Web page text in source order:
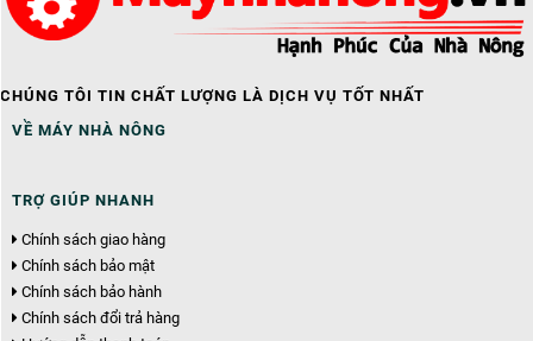
CHÚNG TÔI TIN CHẤT LƯỢNG LÀ DỊCH VỤ TỐT NHẤT
VỀ MÁY NHÀ NÔNG
TRỢ GIÚP NHANH
Chính sách giao hàng
Chính sách bảo mật
Chính sách bảo hành
Chính sách đổi trả hàng